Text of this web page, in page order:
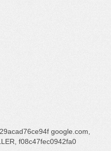
google.com,
f08c47fec0942fa0